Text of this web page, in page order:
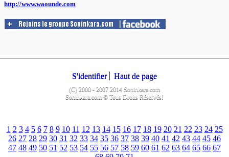
http://www.waounde.com
S'identifier Haut de page
(C) 2000 - 2007 2014 Soninkara.com
Soninkara.com © Tous Droits Réservés!
1 2 3 4 5 6 7 8 9 10 11 12 13 14 15 16 17 18 19 20 21 22 23 24 25
26 27 28 29 30 31 32 33 34 35 36 37 38 39 40 41 42 43 44 45 46
47 48 49 50 51 52 53 54 55 56 57 58 59 60 61 62 63 64 65 66 67